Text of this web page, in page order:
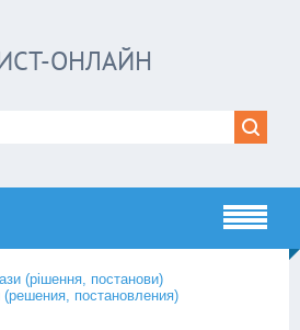
ОНЛАЙН
(рішення, постанови)
(решения, постановления)